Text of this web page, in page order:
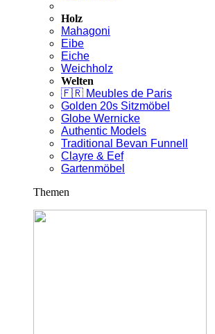
Holz
Mahagoni
Eibe
Eiche
Weichholz
Welten
🇫🇷 Meubles de Paris
Golden 20s Sitzmöbel
Globe Wernicke
Authentic Models
Traditional Bevan Funnell
Clayre & Eef
Gartenmöbel
Themen